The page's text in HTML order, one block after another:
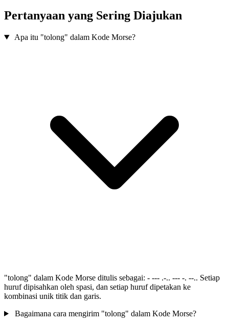
Pertanyaan yang Sering Diajukan
Apa itu "tolong" dalam Kode Morse?
"tolong" dalam Kode Morse ditulis sebagai: - --- .-.. --- -. --.. Setiap
huruf dipisahkan oleh spasi, dan setiap huruf dipetakan ke
kombinasi unik titik dan garis.
Bagaimana cara mengirim "tolong" dalam Kode Morse?